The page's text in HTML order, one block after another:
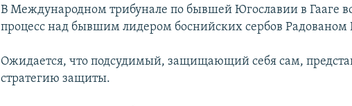
В Международном трибунале по бывшей Югославии в Гааге
процесс над бывшим лидером боснийских сербов
Ожидается, что подсудимый, защищающий себя сам,
стратегию защиты.